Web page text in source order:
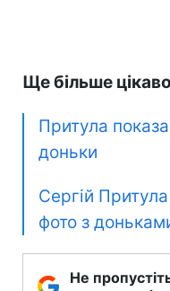
Ще більше
Притула
доньки
Сергій
фото з
Не